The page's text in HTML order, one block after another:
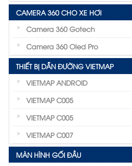
CAMERA 360 CHO XE HƠI
Camera 360 Gotech
Camera 360 Oled Pro
THIẾT BỊ DẪN ĐƯỜNG VIETMAP
VIETMAP ANDROID
VIETMAP C005
VIETMAP C005
VIETMAP C007
MÀN HÌNH GỐI ĐẦU